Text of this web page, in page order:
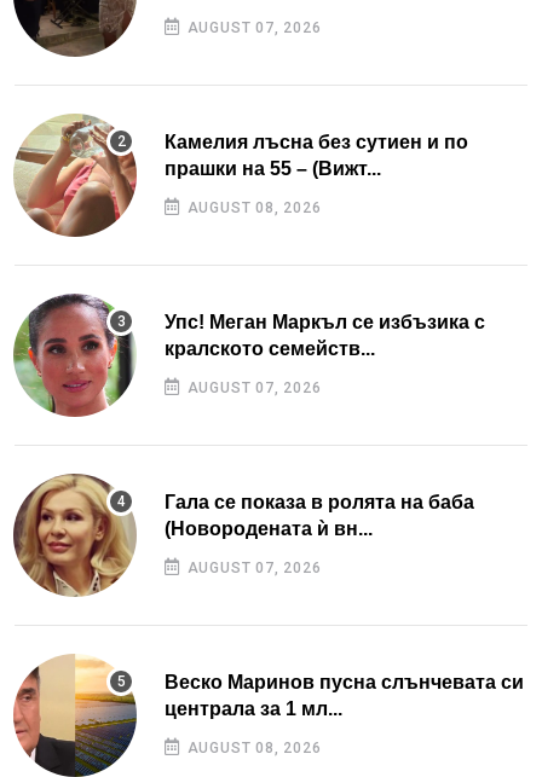
AUGUST 07, 2026
Камелия лъсна без сутиен и по
прашки на 55 – (Вижт...
AUGUST 08, 2026
Упс! Меган Маркъл се избъзика с
кралското семейств...
AUGUST 07, 2026
Гала се показа в ролята на баба
(Новородената ѝ вн...
AUGUST 07, 2026
Веско Маринов пусна слънчевата си
централа за 1 мл...
AUGUST 08, 2026